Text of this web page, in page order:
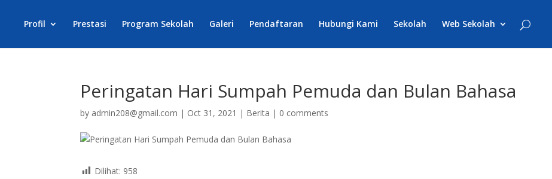
Profil Prestasi Program Sekolah Galeri Pendaftaran Hubungi Kami Sekolah Web Sekolah
Peringatan Hari Sumpah Pemuda dan Bulan Bahasa
by admin208@gmail.com | Oct 31, 2021 | Berita | 0 comments
Dilihat: 958